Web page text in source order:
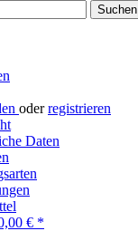
Suchen
oderregistrieren
Daten
€ *